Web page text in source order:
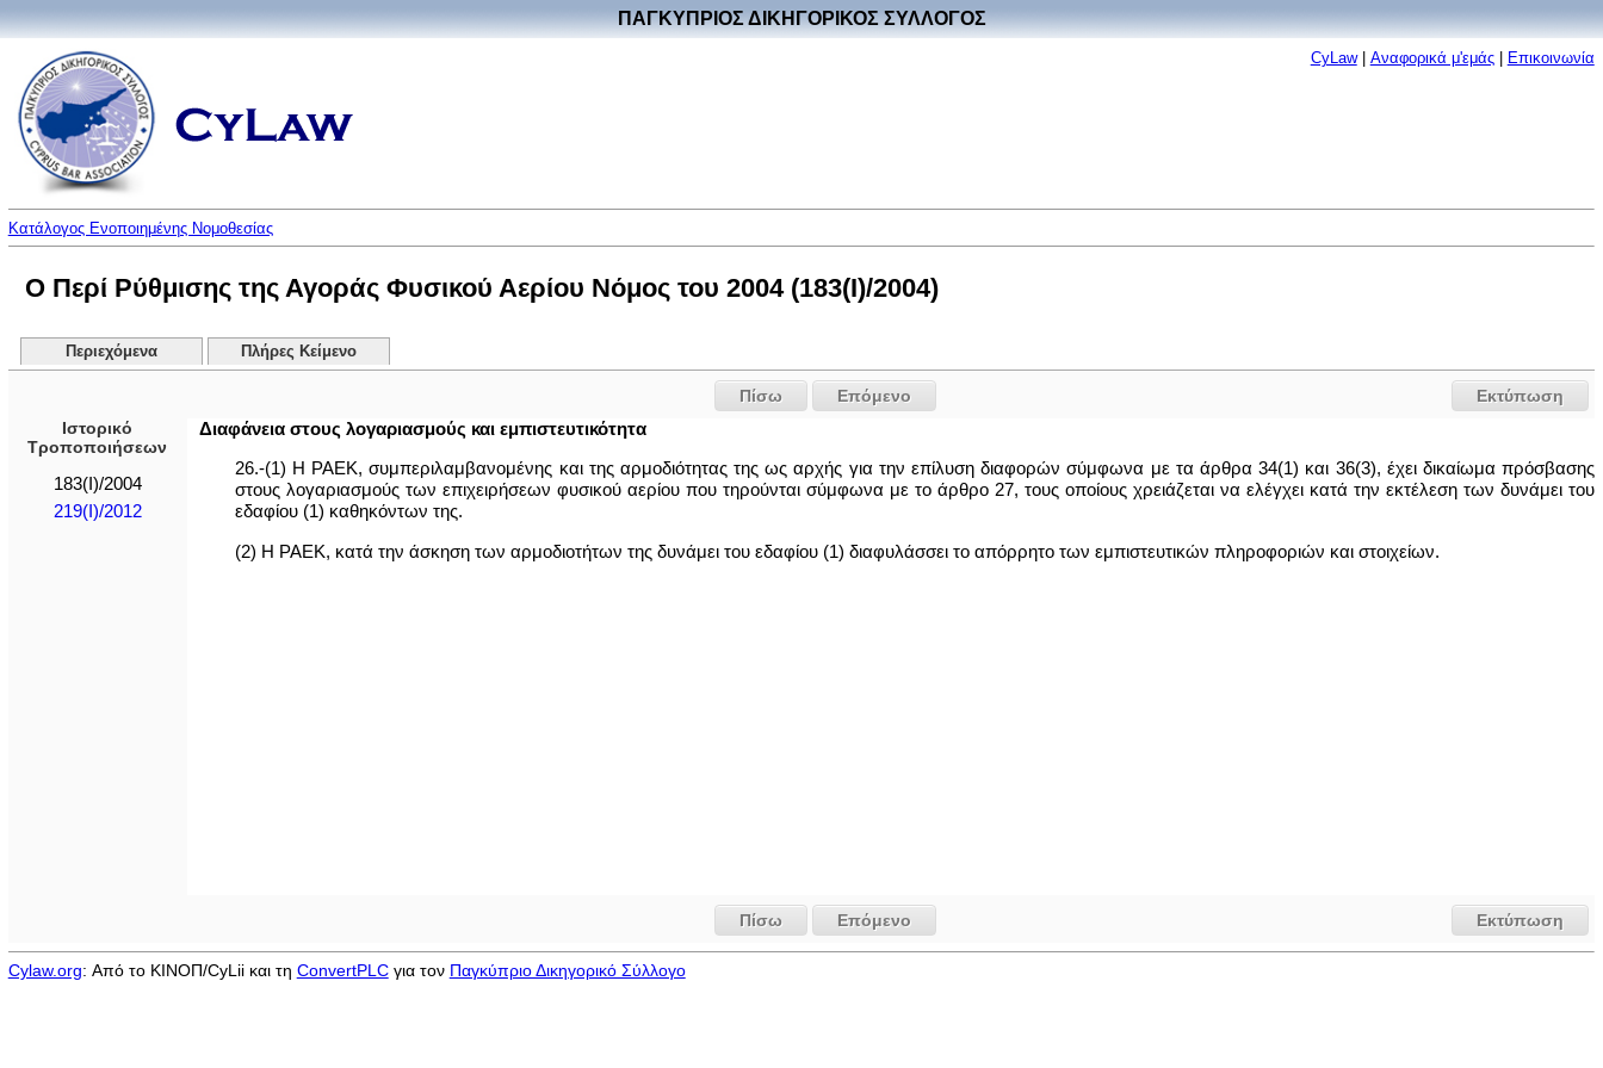
ΠΑΓΚΥΠΡΙΟΣ ΔΙΚΗΓΟΡΙΚΟΣ ΣΥΛΛΟΓΟΣ
CyLaw| Αναφορικά μ'εμάς| Επικοινωνία
Κατάλογος Ενοποιημένης Νομοθεσίας
Ο Περί Ρύθμισης της Αγοράς Φυσικού Αερίου Νόμος του 2004 (183(I)/2004)
Περιεχόμενα Πλήρες Κείμενο
Εκτύπωση
Πίσω
Επόμενο
Ιστορικό
Τροποποιήσεων
183(I)/2004
219(I)/2012
Διαφάνεια στους λογαριασμούς και εμπιστευτικότητα
26.-(1) Η ΡΑΕΚ, συμπεριλαμβανομένης και της αρμοδιότητας της ως αρχής για την επίλυση διαφορών σύμφωνα με τα άρθρα 34(1) και 36(3), έχει δικαίωμα πρόσβασης
στους λογαριασμούς των επιχειρήσεων φυσικού αερίου που τηρούνται σύμφωνα με το άρθρο 27, τους οποίους χρειάζεται να ελέγχει κατά την εκτέλεση των δυνάμει του
εδαφίου (1) καθηκόντων της.
(2) Η ΡΑΕΚ, κατά την άσκηση των αρμοδιοτήτων της δυνάμει του εδαφίου (1) διαφυλάσσει το απόρρητο των εμπιστευτικών πληροφοριών και στοιχείων.
Εκτύπωση
Πίσω Επόμενο
Cylaw.org: Από το ΚΙΝOΠ/CyLii και τη ConvertPLCγια τον Παγκύπριο Δικηγορικό Σύλλογο